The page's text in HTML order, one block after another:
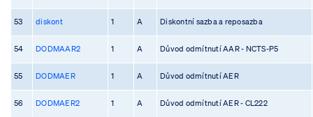
53 diskont 1 A Diskontní sazba a reposazba
54 DODMAAR2 1 A Důvod odmítnutí AAR - NCTS-P5
55 DODMAER 1 A Důvod odmítnutí AER
56 DODMAER2 1 A Důvod odmítnutí AER - CL222